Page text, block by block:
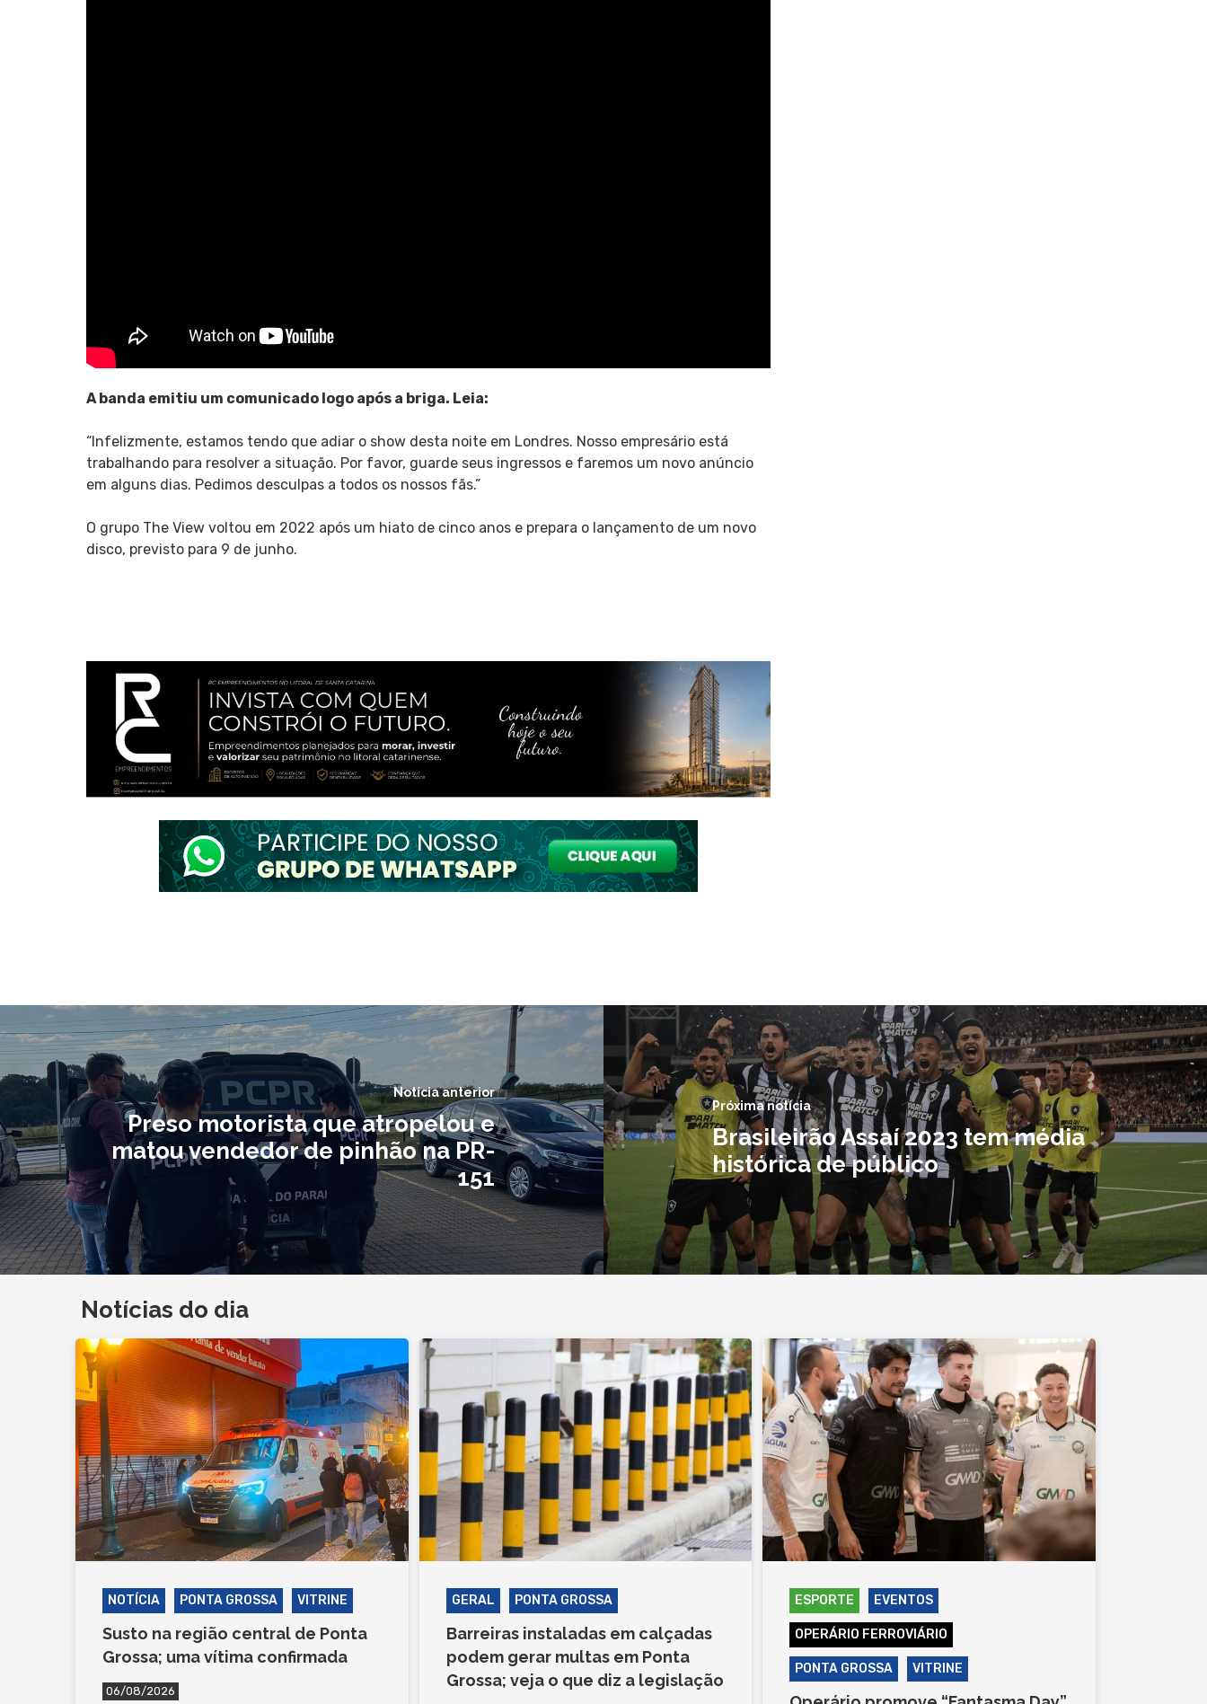
A banda emitiu um comunicado logo após a briga. Leia:
“Infelizmente, estamos tendo que adiar o show desta noite em Londres. Nosso empresário está
trabalhando para resolver a situação. Por favor, guarde seus ingressos e faremos um novo anúncio
em alguns dias. Pedimos desculpas a todos os nossos fãs.”
O grupo The View voltou em 2022 após um hiato de cinco anos e prepara o lançamento de um novo
disco, previsto para 9 de junho.
Notícia anterior
Preso motorista que atropelou e
matou vendedor de pinhão na PR-
151
Próxima notícia
Brasileirão Assaí 2023 tem média
histórica de público
Notícias do dia
NOTÍCIA PONTA GROSSA VITRINE
Susto na região central de Ponta
Grossa; uma vítima confirmada
06/08/2026
GERAL PONTA GROSSA
Barreiras instaladas em calçadas
podem gerar multas em Ponta
Grossa; veja o que diz a legislação
ESPORTE EVENTOS
OPERÁRIO FERROVIÁRIO
PONTA GROSSA VITRINE